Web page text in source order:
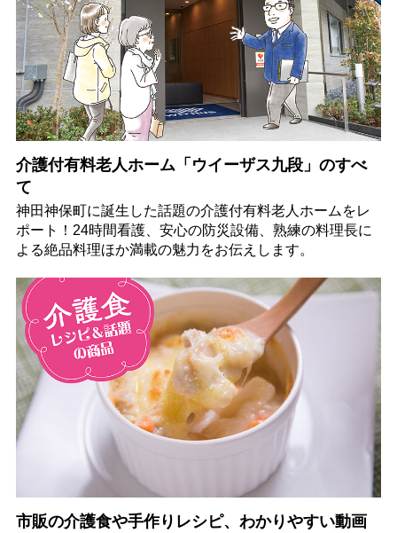
介護付有料老人ホーム「ウイーザス九段」のすべ
て
神田神保町に誕生した話題の介護付有料老人ホームをレ
ポート！24時間看護、安心の防災設備、熟練の料理長に
よる絶品料理ほか満載の魅力をお伝えします。
市販の介護食や手作りレシピ、わかりやすい動画